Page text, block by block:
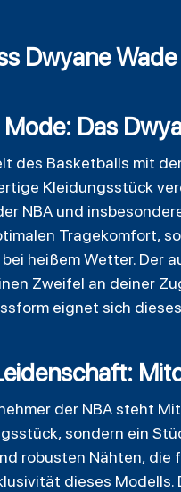
Dwyane
Das
des Basketballs mit
Kleidungsstück
NBA und
Tragekomfort,
heißem Wetter. Der
Zweifel an deiner
eignet sich
der NBA steht
sondern ein
robusten Nähten, die
dieses Modells.